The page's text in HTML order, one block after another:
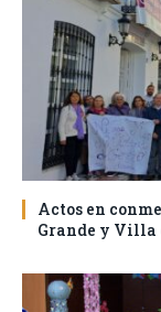
Actos en
Grande y Villa